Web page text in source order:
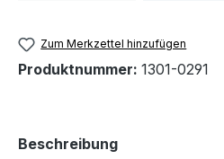
Zum Merkzettel hinzufügen
Produktnummer: 1301-0291
Beschreibung